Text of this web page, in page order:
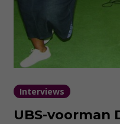
Interviews
UBS-voorman